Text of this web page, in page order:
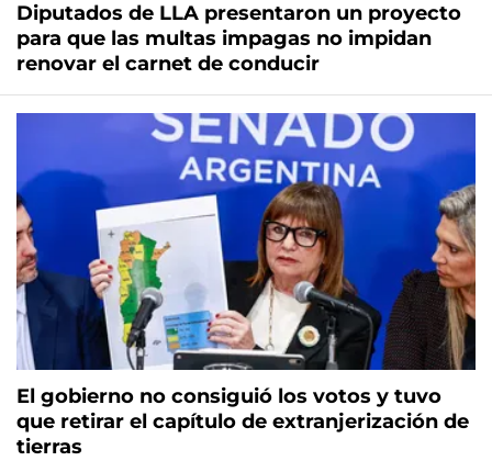
Diputados de LLA presentaron un proyecto
para que las multas impagas no impidan
renovar el carnet de conducir
El gobierno no consiguió los votos y tuvo
que retirar el capítulo de extranjerización de
tierras